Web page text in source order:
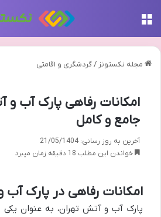
مجله نکستونز /گردشگری و اقامتی
امکانات رفاهی پارک آب
جامع و کامل
آخرین به روز رسانی: 21/05/1404
خواندن این مطلب 18 دقیقه زمان میبرد
امکانات رفاهی در پارک
پارک آب و آتش تهران، به عنوان